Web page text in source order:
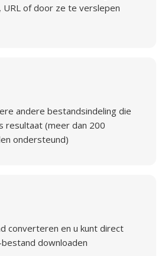
URL of door ze te verslepen
andere bestandsindeling die
resultaat (meer dan 200
ondersteund)
converteren en u kunt direct
downloaden